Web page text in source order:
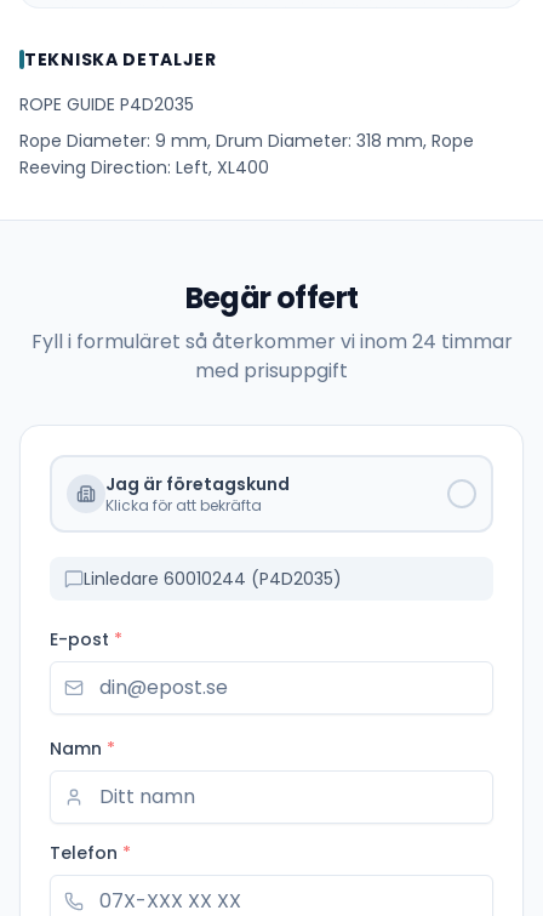
TEKNISKA DETALJER
ROPE GUIDE P4D2035
Rope Diameter: 9 mm, Drum Diameter: 318 mm, Rope
Reeving Direction: Left, XL400
Begär offert
Fyll i formuläret så återkommer vi inom 24 timmar
med prisuppgift
Jag är företagskund
Klicka för att bekräfta
Linledare 60010244 (P4D2035)
E-post *
Namn *
Telefon *